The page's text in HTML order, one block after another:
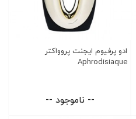
ادو پرفیوم ایجنت پروواکتر
Aphrodisiaque
-- ناموجود --